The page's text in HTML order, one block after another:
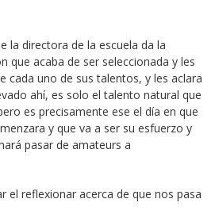
la directora de la escuela da la
que acaba de ser seleccionada y les
cada uno de sus talentos, y les aclara
ahí, es solo el talento natural que
es precisamente ese el día en que
y que va a ser su esfuerzo y
pasar de amateurs a
el reflexionar acerca de que nos pasa